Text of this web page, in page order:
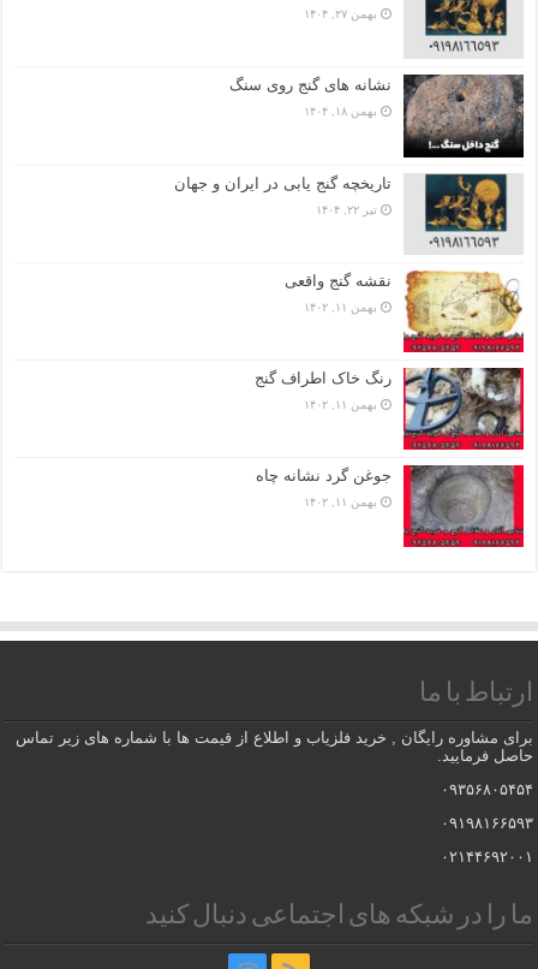
بهمن ۲۷, ۱۴۰۴
نشانه های گنج روی سنگ
بهمن ۱۸, ۱۴۰۴
تاریخچه گنج‌ یابی در ایران و جهان
تیر ۲۲, ۱۴۰۴
نقشه گنج واقعی
بهمن ۱۱, ۱۴۰۲
رنگ خاک اطراف گنج
بهمن ۱۱, ۱۴۰۲
جوغن گرد نشانه چاه
بهمن ۱۱, ۱۴۰۲
ارتباط با ما
برای مشاوره رایگان , خرید فلزیاب و اطلاع از قیمت ها با شماره های زیر تماس
حاصل فرمایید.
۰۹۳۵۶۸۰۵۴۵۴
۰۹۱۹۸۱۶۶۵۹۳
۰۲۱۴۴۶۹۲۰۰۱
ما را در شبکه های اجتماعی دنبال کنید